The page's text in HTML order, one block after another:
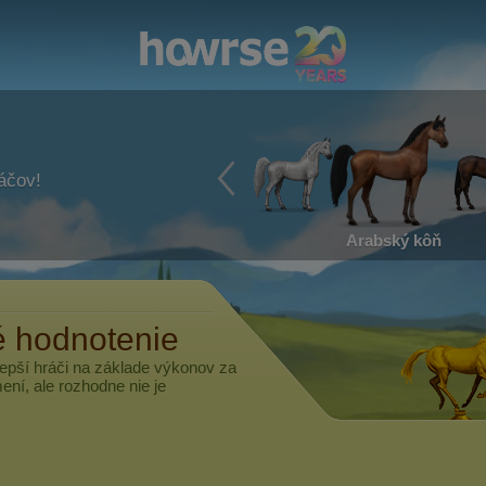
Arabský kôň
hodnotenie
hráči na základe výkonov za
ale rozhodne nie je